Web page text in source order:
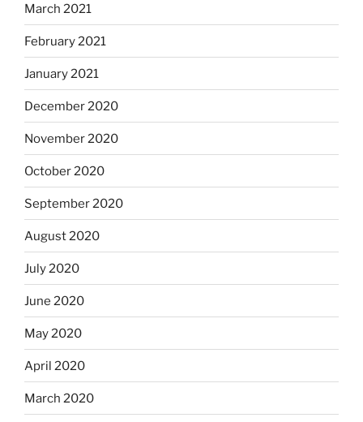
March 2021
February 2021
January 2021
December 2020
November 2020
October 2020
September 2020
August 2020
July 2020
June 2020
May 2020
April 2020
March 2020